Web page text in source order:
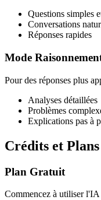
Questions simples
Conversations
Réponses rapides
Mode
Pour des réponses plus
Analyses détaillées
Problèmes
Explications pas à
Crédits et Plans
Plan Gratuit
Commencez à utiliser l'IA